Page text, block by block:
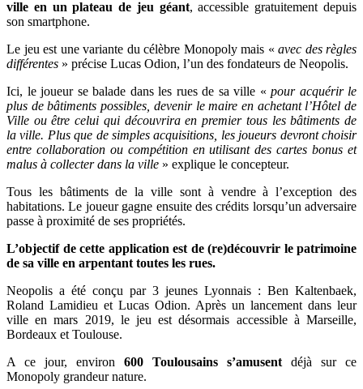
ville en un plateau de jeu géant, accessible gratuitement depuis
son smartphone.
Le jeu est une variante du célèbre Monopoly mais « avec des règles
différentes » précise Lucas Odion, l’un des fondateurs de Neopolis.
Ici, le joueur se balade dans les rues de sa ville « pour acquérir le
plus de bâtiments possibles, devenir le maire en achetant l’Hôtel de
Ville ou être celui qui découvrira en premier tous les bâtiments de
la ville. Plus que de simples acquisitions, les joueurs devront choisir
entre collaboration ou compétition en utilisant des cartes bonus et
malus à collecter dans la ville » explique le concepteur.
Tous les bâtiments de la ville sont à vendre à l’exception des
habitations. Le joueur gagne ensuite des crédits lorsqu’un adversaire
passe à proximité de ses propriétés.
L’objectif de cette application est de (re)découvrir le patrimoine
de sa ville en arpentant toutes les rues.
Neopolis a été conçu par 3 jeunes Lyonnais : Ben Kaltenbaek,
Roland Lamidieu et Lucas Odion. Après un lancement dans leur
ville en mars 2019, le jeu est désormais accessible à Marseille,
Bordeaux et Toulouse.
A ce jour, environ 600 Toulousains s’amusent déjà sur ce
Monopoly grandeur nature.